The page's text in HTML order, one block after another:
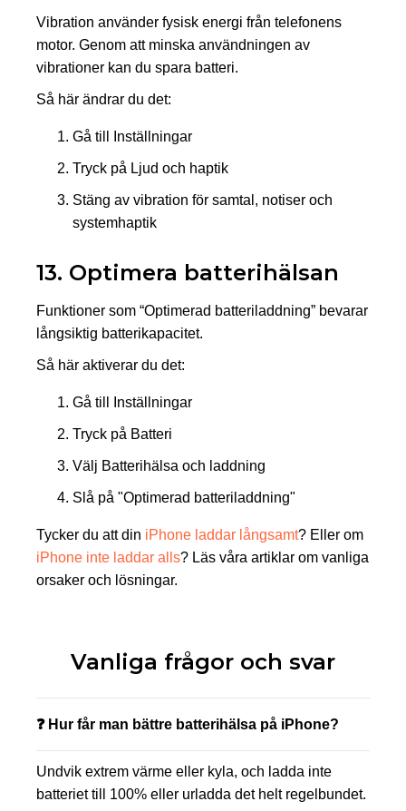
Vibration använder fysisk energi från telefonens
motor. Genom att minska användningen av
vibrationer kan du spara batteri.
Så här ändrar du det:
Gå till Inställningar
Tryck på Ljud och haptik
Stäng av vibration för samtal, notiser och
systemhaptik
13. Optimera batterihälsan
Funktioner som “Optimerad batteriladdning” bevarar
långsiktig batterikapacitet.
Så här aktiverar du det:
Gå till Inställningar
Tryck på Batteri
Välj Batterihälsa och laddning
Slå på "Optimerad batteriladdning"
Tycker du att din iPhone laddar långsamt? Eller om
iPhone inte laddar alls? Läs våra artiklar om vanliga
orsaker och lösningar.
Vanliga frågor och svar
❓ Hur får man bättre batterihälsa på iPhone?
Undvik extrem värme eller kyla, och ladda inte
batteriet till 100% eller urladda det helt regelbundet.